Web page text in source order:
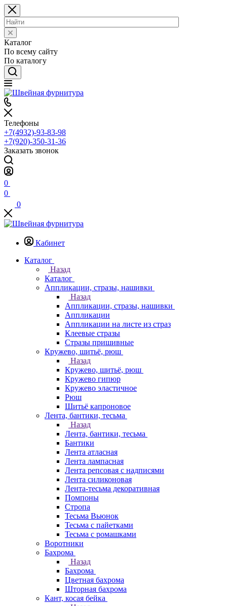
Каталог
По всему сайту
По каталогу
Телефоны
+7(4932)-93-83-98
+7(920)-350-31-36
Заказать звонок
0
0
0
Кабинет
Каталог
Назад
Каталог
Аппликации, стразы, нашивки
Назад
Аппликации, стразы, нашивки
Аппликации
Аппликации на листе из страз
Клеевые стразы
Стразы пришивные
Кружево, шитьё, рюш
Назад
Кружево, шитьё, рюш
Кружево гипюр
Кружево эластичное
Рюш
Шитьё капроновое
Лента, бантики, тесьма
Назад
Лента, бантики, тесьма
Бантики
Лента атласная
Лента лампасная
Лента репсовая с надписями
Лента силиконовая
Лента-тесьма декоративная
Помпоны
Стропа
Тесьма Вьюнок
Тесьма с пайетками
Тесьма с ромашками
Воротники
Бахрома
Назад
Бахрома
Цветная бахрома
Шторная бахрома
Кант, косая бейка